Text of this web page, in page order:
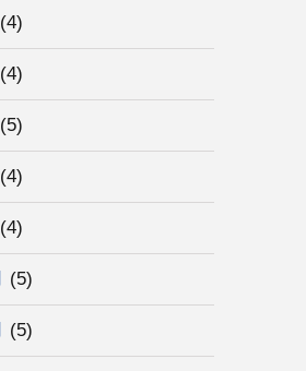
(4)
(4)
(5)
(4)
(4)
(5)
(5)